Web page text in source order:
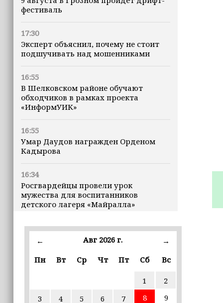
фестиваль
17:30
Эксперт объяснил, почему не стоит
подшучивать над мошенниками
16:55
В Шелковском районе обучают
обходчиков в рамках проекта
«ИнформУИК»
16:55
Умар Даудов награжден Орденом
Кадырова
16:34
Росгвардейцы провели урок
мужества для воспитанников
детского лагеря «Майралла»
16:30
Дмитрий Чернышенко: Внутренний
въездной — на 20,1%
Из бюджета Чечни дополнительно
← Авг 2026 г.
→
Пн
Вт Ср Чт Пт Сб Вс
1
2
3
4 5 6 7 8
9